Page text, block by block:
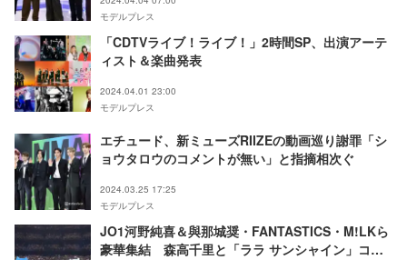
モデルプレス
「CDTVライブ！ライブ！」2時間SP、出演アーテ
ィスト＆楽曲発表
2024.04.01 23:00
モデルプレス
エチュード、新ミューズRIIZEの動画巡り謝罪「シ
ョウタロウのコメントが無い」と指摘相次ぐ
2024.03.25 17:25
モデルプレス
JO1河野純喜＆與那城奨・FANTASTICS・M!LKら
豪華集結 森高千里と「ララ サンシャイン」コラ